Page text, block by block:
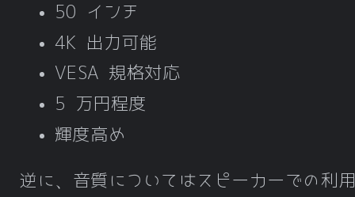
50 インチ
4K 出力可能
VESA 規格対応
5 万円程度
輝度高め
逆に、音質についてはスピーカーでの利